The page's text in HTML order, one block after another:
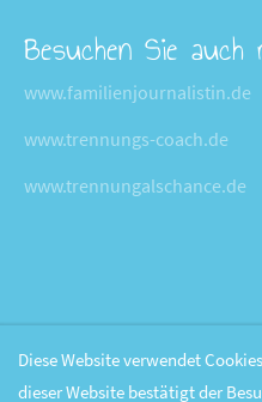
Besuchen Sie auch
www.familienjournalistin.de
www.trennungs-coach.de
www.trennungalschance.de
Diese Website verwendet
dieser Website bestätigt der